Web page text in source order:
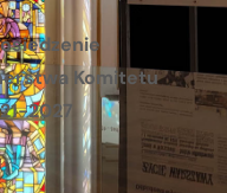
Komitetu
2027